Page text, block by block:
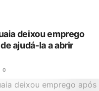
deixou emprego
ajudá-la a abrir
0